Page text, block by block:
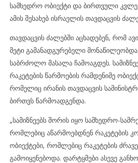
სამხედრო ობიექტი და ბირთვული
ამის შესახებ ისრაელის თავდაცვის
თავდაცვის ძალებში აცხადებენ, რომ
მეტი გამანადგურებელი
საბრძოლო მასალა ჩამოაგდეს.
რაკეტების წარმოების რამდენიმე
რომელიც ირანის თავდაცვის
ბირთვს წარმოადგენდა.
„სამიზნეებს შორის იყო სამხედრო-
რომლებიც აწარმოებდნენ რაკეტების
ობიექტები, რომლებიც რაკეტების
გამოიყენებოდა. დარტყმები ასევე